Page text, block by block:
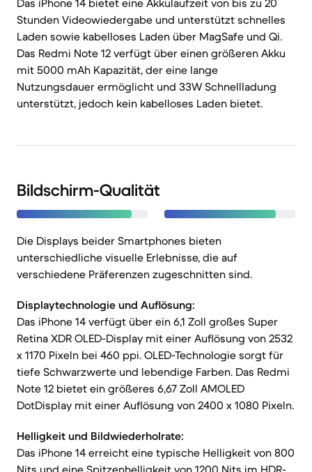
Das iPhone 14 bietet eine Akkulaufzeit von bis zu 20
Stunden Videowiedergabe und unterstützt schnelles
Laden sowie kabelloses Laden über MagSafe und Qi.
Das Redmi Note 12 verfügt über einen größeren Akku
mit 5000 mAh Kapazität, der eine lange
Nutzungsdauer ermöglicht und 33W Schnellladung
unterstützt, jedoch kein kabelloses Laden bietet.
Bildschirm-Qualität
Die Displays beider Smartphones bieten
unterschiedliche visuelle Erlebnisse, die auf
verschiedene Präferenzen zugeschnitten sind.
Displaytechnologie und Auflösung:
Das iPhone 14 verfügt über ein 6,1 Zoll großes Super
Retina XDR OLED-Display mit einer Auflösung von 2532
x 1170 Pixeln bei 460 ppi. OLED-Technologie sorgt für
tiefe Schwarzwerte und lebendige Farben. Das Redmi
Note 12 bietet ein größeres 6,67 Zoll AMOLED
DotDisplay mit einer Auflösung von 2400 x 1080 Pixeln.
Helligkeit und Bildwiederholrate:
Das iPhone 14 erreicht eine typische Helligkeit von 800
Nits und eine Spitzenhelligkeit von 1200 Nits im HDR-